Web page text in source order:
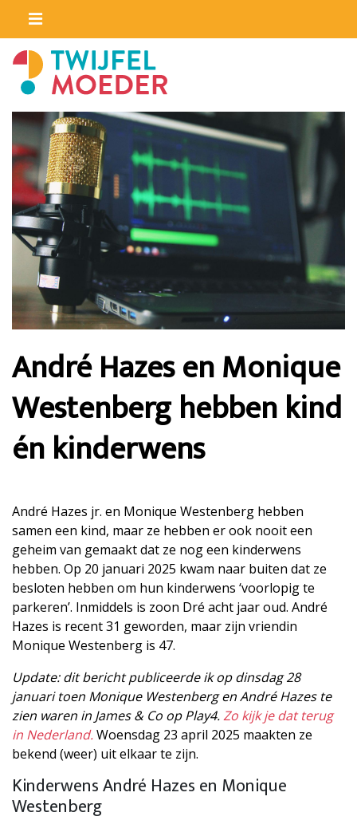
André Hazes en Monique
Westenberg hebben kind
én kinderwens
André Hazes jr. en Monique Westenberg hebben
samen een kind, maar ze hebben er ook nooit een
geheim van gemaakt dat ze nog een kinderwens
hebben. Op 20 januari 2025 kwam naar buiten dat ze
besloten hebben om hun kinderwens ‘voorlopig te
parkeren’. Inmiddels is zoon Dré acht jaar oud. André
Hazes is recent 31 geworden, maar zijn vriendin
Monique Westenberg is 47.
Update: dit bericht publiceerde ik op dinsdag 28
januari toen Monique Westenberg en André Hazes te
zien waren in James & Co op Play4.Zo kijk je dat terug
in Nederland.Woensdag 23 april 2025 maakten ze
bekend (weer) uit elkaar te zijn.
Kinderwens André Hazes en Monique
Westenberg